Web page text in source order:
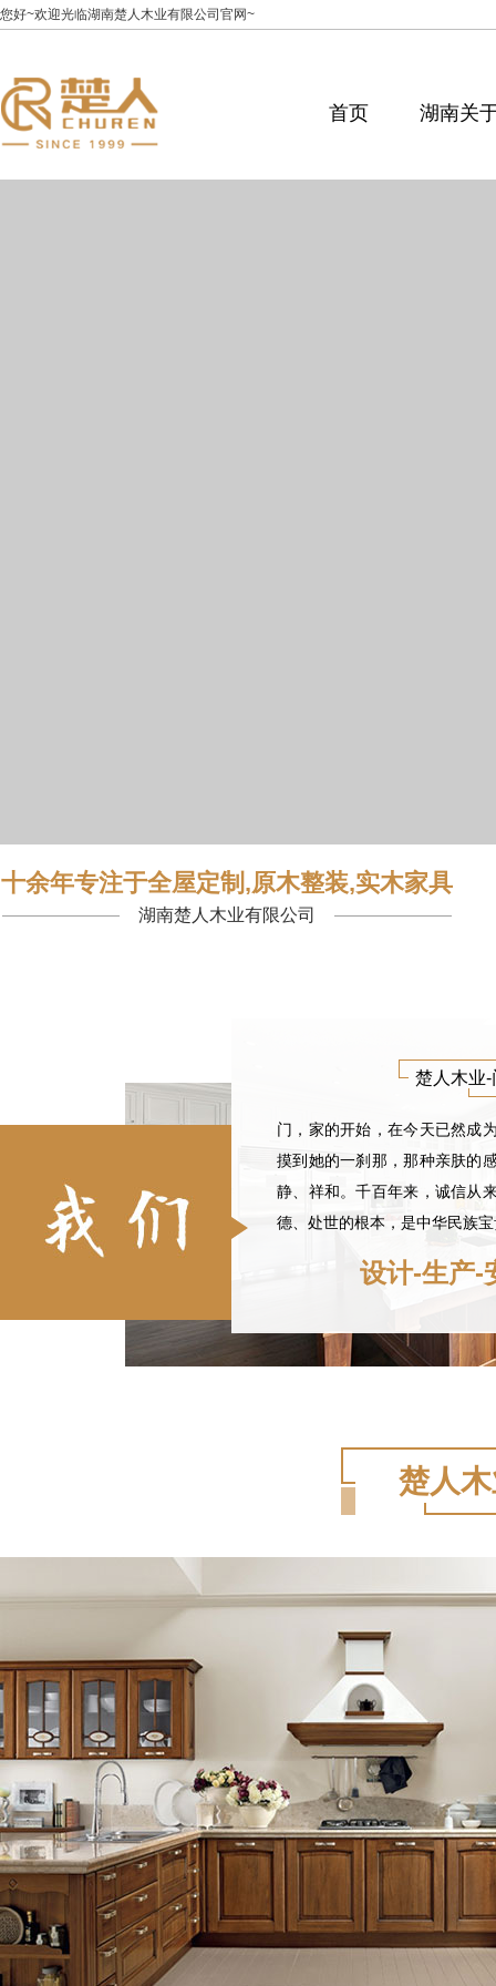
您好~欢迎光临湖南楚人木业有限公司官网~
首页 湖南关
十余年专注于全屋定制,原木整装,实木家具
湖南楚人木业有限公司
楚人木业
门，家的开始，在今天已然成
摸到她的一刹那，那种亲肤的
静、祥和。千百年来，诚信从
德、处世的根本，是中华民族
设计-生产-
楚人